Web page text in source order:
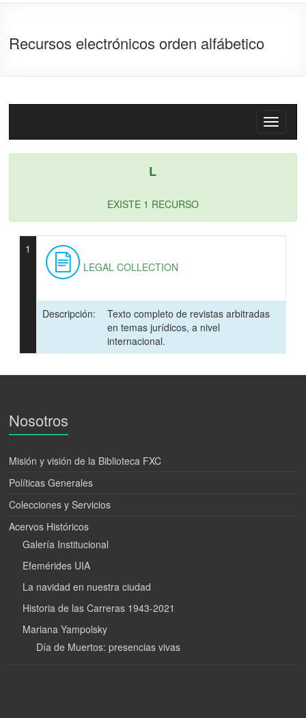
Recursos electrónicos orden alfábetico
L
EXISTE 1 RECURSO
1
LEGAL COLLECTION
Descripción:
Texto completo de revistas arbitradas
en temas jurídicos, a nivel
internacional.
Nosotros
Misión y visión de la Biblioteca FXC
Políticas Generales
Colecciones y Servicios
Acervos Históricos
Galería Institucional
Efemérides UIA
La navidad en nuestra ciudad
Historia de las Carreras 1943-2021
Mariana Yampolsky
Día de Muertos: presencias vivas